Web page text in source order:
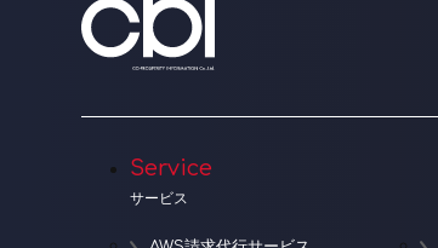
Service
サービス